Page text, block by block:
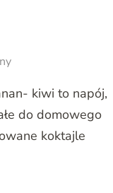
kiwi to napój,
do domowego
koktajle